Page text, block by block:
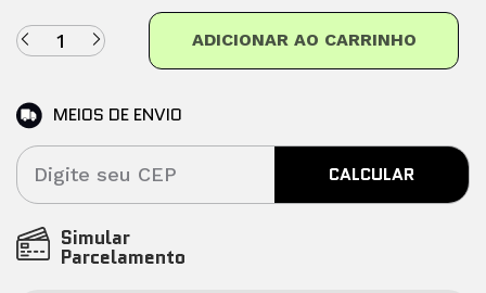
ADICIONAR AO CARRINHO
MEIOS DE ENVIO
CALCULAR
Simular
Parcelamento